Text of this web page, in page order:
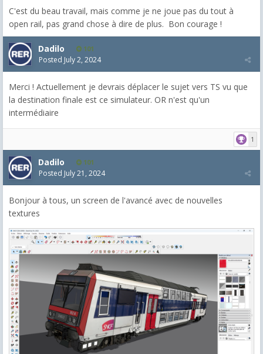
C'est du beau travail, mais comme je ne joue pas du tout à
open rail, pas grand chose à dire de plus. Bon courage !
Dadilo 101
Posted July 2, 2024
Merci ! Actuellement je devrais déplacer le sujet vers TS vu que
la destination finale est ce simulateur. OR n'est qu'un
intermédiaire
1
Dadilo 101
Posted July 21, 2024
Bonjour à tous, un screen de l'avancé avec de nouvelles
textures